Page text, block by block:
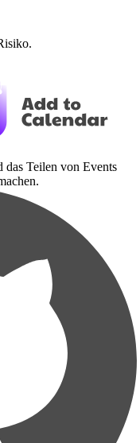
das Teilen von Events